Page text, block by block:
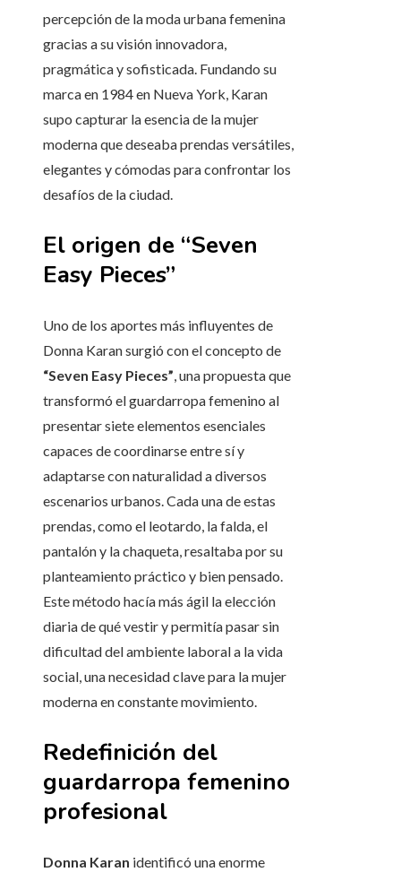
percepción de la moda urbana femenina
gracias a su visión innovadora,
pragmática y sofisticada. Fundando su
marca en 1984 en Nueva York, Karan
supo capturar la esencia de la mujer
moderna que deseaba prendas versátiles,
elegantes y cómodas para confrontar los
desafíos de la ciudad.
El origen de “Seven
Easy Pieces”
Uno de los aportes más influyentes de
Donna Karan surgió con el concepto de
“Seven Easy Pieces”, una propuesta que
transformó el guardarropa femenino al
presentar siete elementos esenciales
capaces de coordinarse entre sí y
adaptarse con naturalidad a diversos
escenarios urbanos. Cada una de estas
prendas, como el leotardo, la falda, el
pantalón y la chaqueta, resaltaba por su
planteamiento práctico y bien pensado.
Este método hacía más ágil la elección
diaria de qué vestir y permitía pasar sin
dificultad del ambiente laboral a la vida
social, una necesidad clave para la mujer
moderna en constante movimiento.
Redefinición del
guardarropa femenino
profesional
Donna Karan identificó una enorme